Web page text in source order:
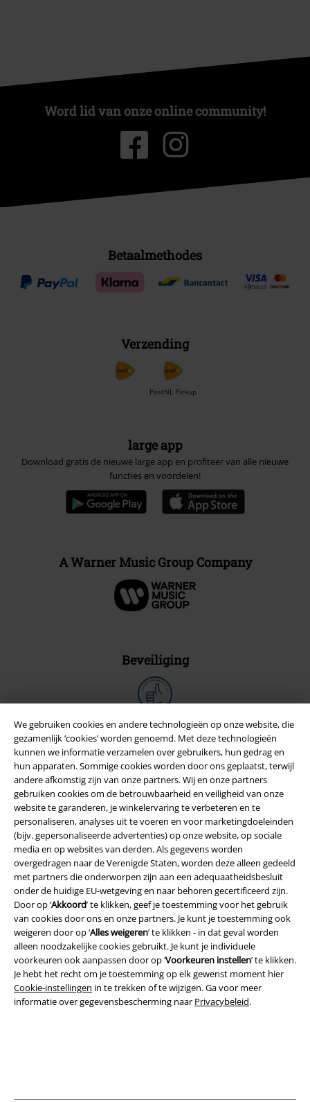
We gebruiken cookies en andere technologieën op onze website, die
gezamenlijk ‘cookies’ worden genoemd. Met deze technologieën
kunnen we informatie verzamelen over gebruikers, hun gedrag en
hun apparaten. Sommige cookies worden door ons geplaatst, terwijl
andere afkomstig zijn van onze partners. Wij en onze partners
gebruiken cookies om de betrouwbaarheid en veiligheid van onze
website te garanderen, je winkelervaring te verbeteren en te
personaliseren, analyses uit te voeren en voor marketingdoeleinden
(bijv. gepersonaliseerde advertenties) op onze website, op sociale
media en op websites van derden. Als gegevens worden
overgedragen naar de Verenigde Staten, worden deze alleen gedeeld
met partners die onderworpen zijn aan een adequaatheidsbesluit
onder de huidige EU-wetgeving en naar behoren gecertificeerd zijn.
Door op ‘Akkoord’ te klikken, geef je toestemming voor het gebruik
van cookies door ons en onze partners. Je kunt je toestemming ook
weigeren door op ‘Alles weigeren’ te klikken - in dat geval worden
alleen noodzakelijke cookies gebruikt. Je kunt je individuele
voorkeuren ook aanpassen door op ‘Voorkeuren instellen’ te klikken.
Je hebt het recht om je toestemming op elk gewenst moment hier
Cookie-instellingen in te trekken of te wijzigen. Ga voor meer
informatie over gegevensbescherming naar Privacybeleid.
Word lid van onze online community!
Betaalmethodes
Verzending
PostNL Pickup
large app
Download gratis de nieuwe large app en profiteer van alle nieuwe
functies en voordelen!
A Warner Music Group Company
Beveiliging
Legal
Algemene Voorwaarden
Bedrijfsgegevens
Privacyverklaring
Verklaring van conformiteit